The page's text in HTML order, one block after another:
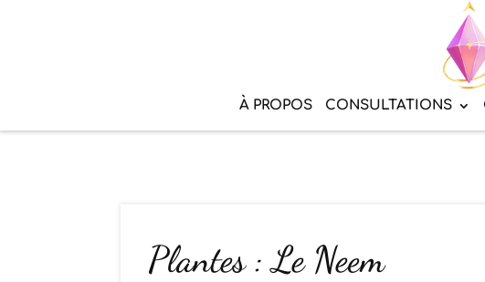
À PROPOS CONSULTATIONS
Plantes : Le Neem